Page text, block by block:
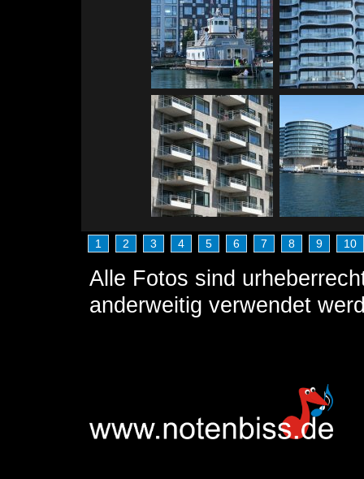
1 2 3 4 5 6 7 8 9 10
Alle Fotos sind
anderweitig verwendet